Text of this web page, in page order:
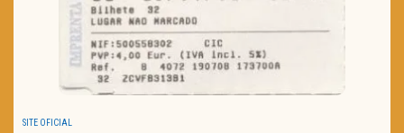
SITE OFICIAL